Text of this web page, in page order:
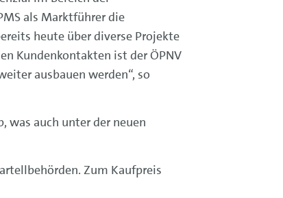
als Marktführer die
heute über diverse Projekte
Kundenkontakten ist der ÖPNV
ausbauen werden“, so
was auch unter der neuen
Zum Kaufpreis